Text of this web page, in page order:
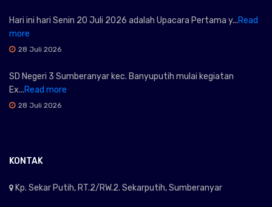
Hari ini hari Senin 20 Juli 2026 adalah Upacara Pertama y...Read
more
28 Juli 2026
SD Negeri 3 Sumberanyar kec. Banyuputih mulai kegiatan
Ex...Read more
28 Juli 2026
KONTAK
Kp. Sekar Putih, RT.2/RW.2. Sekarputih, Sumberanyar